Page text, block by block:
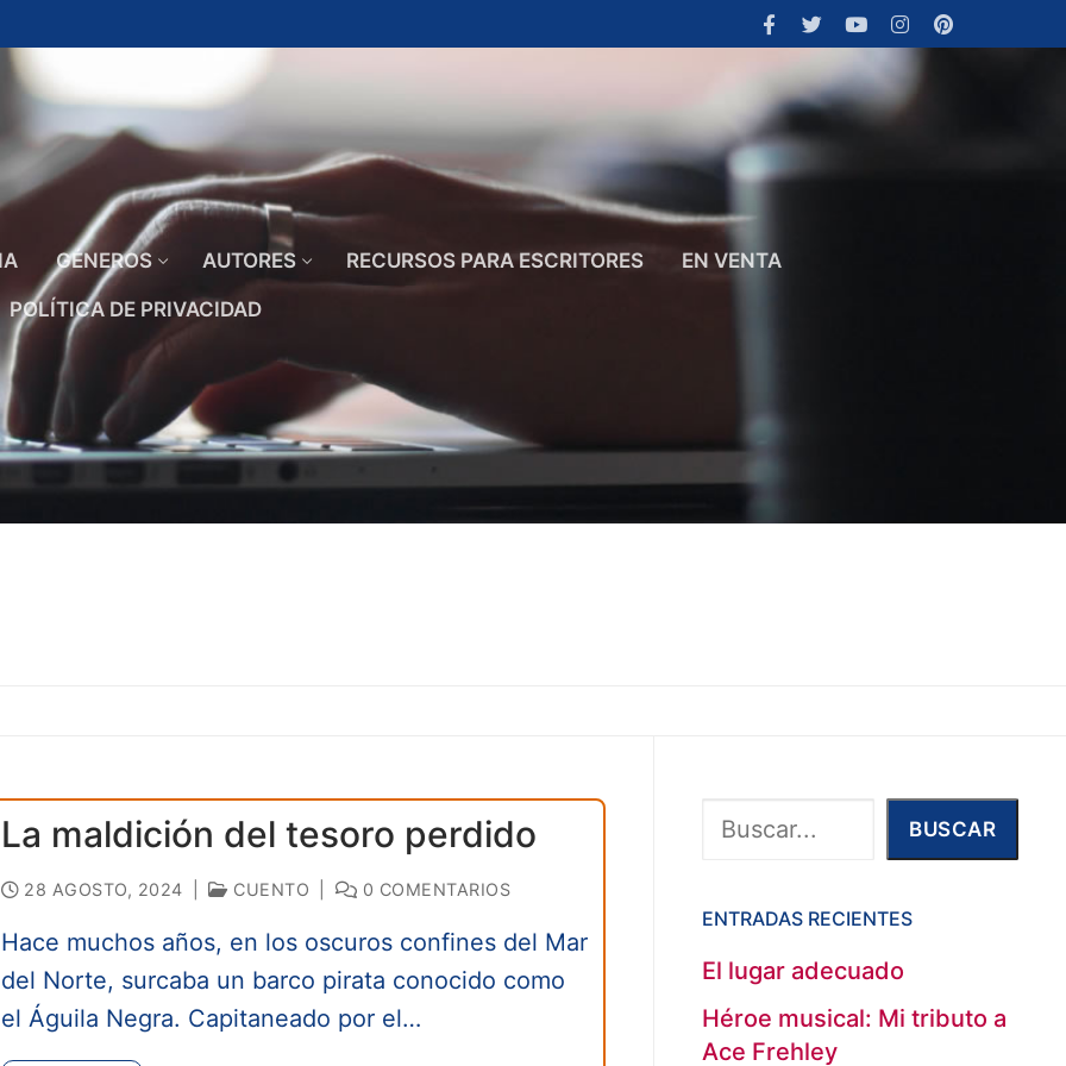
GÉNEROS AUTORES RECURSOS PARA ESCRITORES EN VENTA
POLÍTICA DE PRIVACIDAD
La maldición del tesoro perdido
28 AGOSTO, 2024 CUENTO 0 COMENTARIOS
Hace muchos años, en los oscuros confines del Mar
del Norte, surcaba un barco pirata conocido como
el Águila Negra. Capitaneado por el…
Buscar BUSCAR
ENTRADAS RECIENTES
El lugar adecuado
Héroe musical: Mi tributo a
Ace Frehley